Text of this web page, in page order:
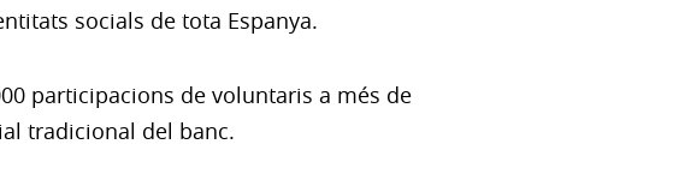
socials de tota Espanya.
participacions de voluntaris a més de
tradicional del banc.